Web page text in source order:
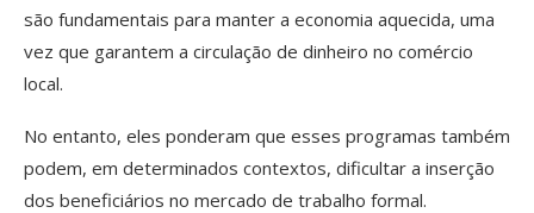
são fundamentais para manter a economia aquecida, uma
vez que garantem a circulação de dinheiro no comércio
local.
No entanto, eles ponderam que esses programas também
podem, em determinados contextos, dificultar a inserção
dos beneficiários no mercado de trabalho formal.